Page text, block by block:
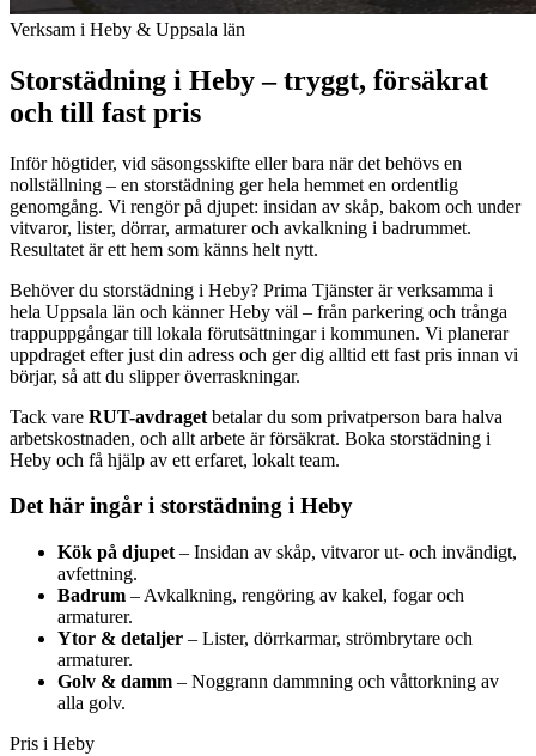
Verksam i Heby & Uppsala län
Storstädning i Heby – tryggt, försäkrat
och till fast pris
Inför högtider, vid säsongsskifte eller bara när det behövs en
nollställning – en storstädning ger hela hemmet en ordentlig
genomgång. Vi rengör på djupet: insidan av skåp, bakom och under
vitvaror, lister, dörrar, armaturer och avkalkning i badrummet.
Resultatet är ett hem som känns helt nytt.
Behöver du storstädning i Heby? Prima Tjänster är verksamma i
hela Uppsala län och känner Heby väl – från parkering och trånga
trappuppgångar till lokala förutsättningar i kommunen. Vi planerar
uppdraget efter just din adress och ger dig alltid ett fast pris innan vi
börjar, så att du slipper överraskningar.
Tack vare RUT-avdraget betalar du som privatperson bara halva
arbetskostnaden, och allt arbete är försäkrat. Boka storstädning i
Heby och få hjälp av ett erfaret, lokalt team.
Det här ingår i storstädning i Heby
Kök på djupet – Insidan av skåp, vitvaror ut- och invändigt,
avfettning.
Badrum – Avkalkning, rengöring av kakel, fogar och
armaturer.
Ytor & detaljer – Lister, dörrkarmar, strömbrytare och
armaturer.
Golv & damm – Noggrann dammning och våttorkning av
alla golv.
Pris i Heby